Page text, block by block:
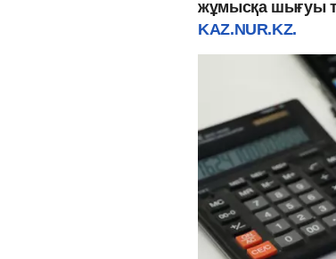
жұмысқа шығуы
KAZ.NUR.KZ.